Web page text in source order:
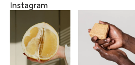
Instagram